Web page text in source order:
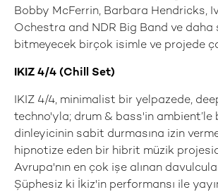
Bobby McFerrin, Barbara Hendricks,
Ochestra and NDR Big Band ve daha
bitmeyecek birçok isimle ve projede
IKIZ 4/4 (Chill Set)
IKIZ 4/4, minimalist bir yelpazede,
techno'yla; drum & bass'in ambient’le
dinleyicinin sabit durmasına izin
hipnotize eden bir hibrit müzik
Avrupa'nın en çok işe alınan
Şüphesiz ki İkiz'in performansı ile